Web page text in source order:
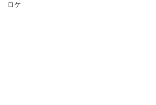
ロケ